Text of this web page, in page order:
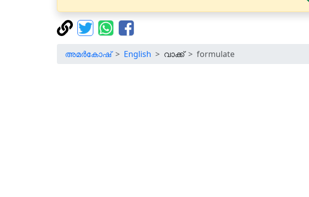
അമർകോഷ് English വാക്ക് formulate